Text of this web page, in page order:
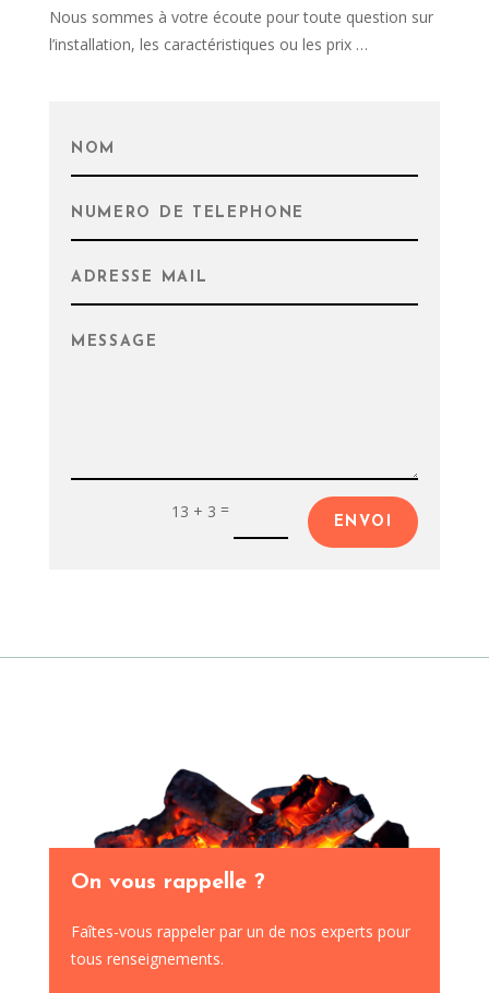
Nous sommes à votre écoute pour toute question sur
l’installation, les caractéristiques ou les prix …
13 + 3 =
ENVOI
On vous rappelle ?
Faîtes-vous rappeler par un de nos experts pour
tous renseignements.